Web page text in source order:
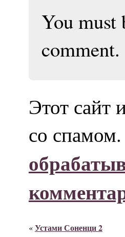
You must
comment.
Этот сайт
со
«Устами Соненци 2